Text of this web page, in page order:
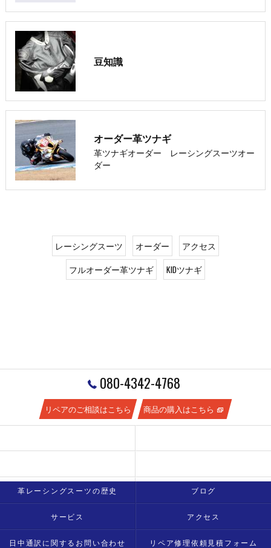
豆知識
オーダー革ツナギ
革ツナギオーダー レーシングスーツオー
ダー
レーシングスーツ オーダー
アクセス
フルオーダー革ツナギ
KIDツナギ
080-4342-4768
リペアのご相談はこちら 商品の購入はこちら
革レーシングスーツの歴史 ブログ
サービス アクセス
日中通訳に関するお問い合わせ リペア修理依頼見積フォーム